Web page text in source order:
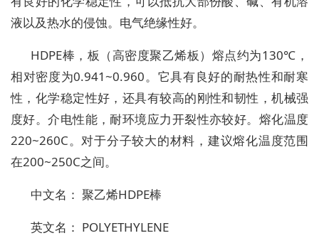
液以及热水的侵蚀。电气绝缘性好。
HDPE棒，板（高密度聚乙烯板）熔点约为130℃，
相对密度为0.941~0.960。它具有良好的耐热性和耐寒
性，化学稳定性好，还具有较高的刚性和韧性，机械强
度好。介电性能，耐环境应力开裂性亦较好。熔化温度
220~260C。对于分子较大的材料，建议熔化温度范围
在200~250C之间。
中文名： 聚乙烯HDPE棒
英文名： POLYETHYLENE